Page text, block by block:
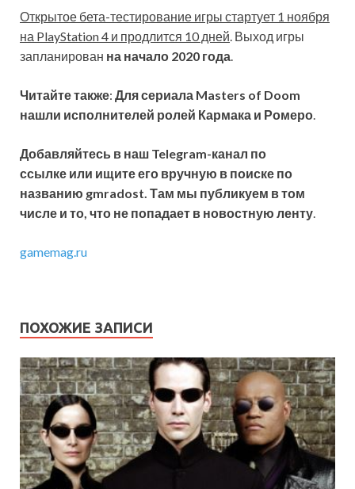
Открытое бета-тестирование игры стартует 1 ноября
на PlayStation 4 и продлится 10 дней. Выход игры
запланирован на начало 2020 года.
Читайте также: Для сериала Masters of Doom
нашли исполнителей ролей Кармака и Ромеро.
Добавляйтесь в наш Telegram-канал по
ссылке или ищите его вручную в поиске по
названию gmradost. Там мы публикуем в том
числе и то, что не попадает в новостную ленту.
gamemag.ru
ПОХОЖИЕ ЗАПИСИ